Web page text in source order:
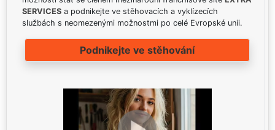
SERVICES a podnikejte ve stěhovacích a vyklízecích
službách s neomezenými možnostmi po celé Evropské unii.
Podnikejte ve stěhování